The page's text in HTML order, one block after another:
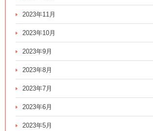
2023年11月
2023年10月
2023年9月
2023年8月
2023年7月
2023年6月
2023年5月